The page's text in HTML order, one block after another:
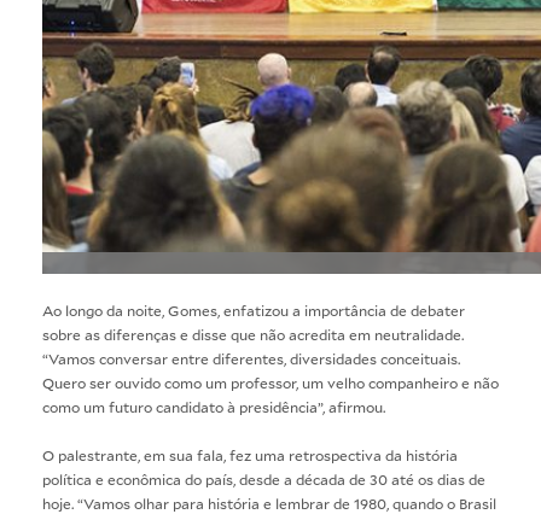
Ao longo da noite, Gomes, enfatizou a importância de debater
sobre as diferenças e disse que não acredita em neutralidade.
“Vamos conversar entre diferentes, diversidades conceituais.
Quero ser ouvido como um professor, um velho companheiro e não
como um futuro candidato à presidência”, afirmou.
O palestrante, em sua fala, fez uma retrospectiva da história
política e econômica do país, desde a década de 30 até os dias de
hoje. “Vamos olhar para história e lembrar de 1980, quando o Brasil